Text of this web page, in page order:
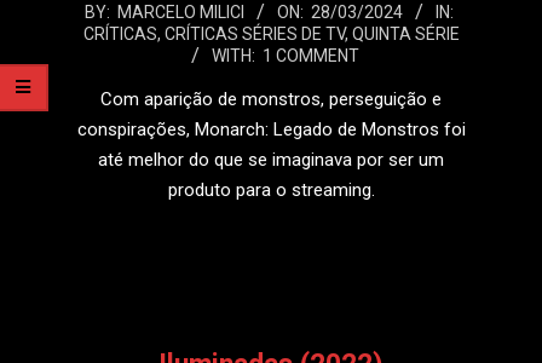
2024-
03-
BY: MARCELO MILICI ON: 28/03/2024
IN:
CRÍTICAS, CRÍTICAS SÉRIES DE TV, QUINTA SÉRIE
WITH: 1 COMMENT
Com aparição de monstros, perseguição e
conspirações, Monarch: Legado de Monstros foi
até melhor do que se imaginava por ser um
produto para o streaming.